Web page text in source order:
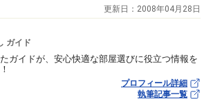
更新日： 2008年04月28日
ガイド
ガイドが、安心快適な部屋選びに役立つ情報を
プロフィール詳細
執筆記事一覧